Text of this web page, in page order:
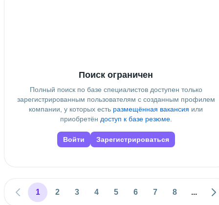
Поиск ограничен
Полный поиск по базе специалистов доступен только
зарегистрированным пользователям с созданным профилем
компании, у которых есть размещённая вакансия или
приобретён доступ к базе резюме.
Войти Зарегистрироваться
1 2 3 4 5 6 7 8 ...